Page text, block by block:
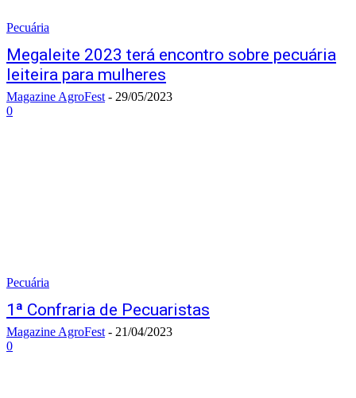
Pecuária
Megaleite 2023 terá encontro sobre pecuária
leiteira para mulheres
Magazine AgroFest - 29/05/2023
0
Pecuária
1ª Confraria de Pecuaristas
Magazine AgroFest - 21/04/2023
0